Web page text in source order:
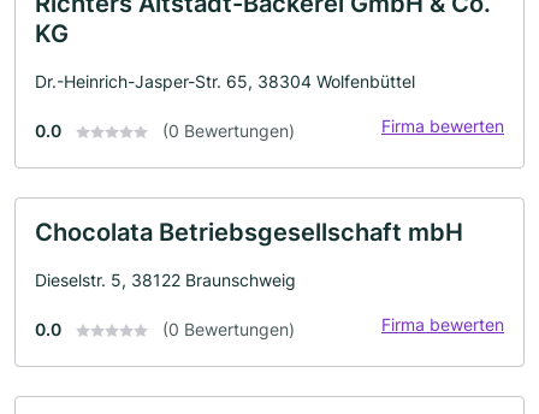
KG
Dr.-Heinrich-Jasper-Str. 65, 38304 Wolfenbüttel
0.0 (0 Bewertungen) Firma bewerten
Chocolata Betriebsgesellschaft mbH
Dieselstr. 5, 38122 Braunschweig
0.0 (0 Bewertungen) Firma bewerten